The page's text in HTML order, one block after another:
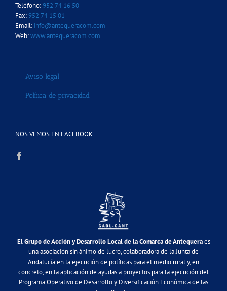
Teléfono:952 74 16 50
Fax:952 74 15 01
Email: info@antequeracom.com
Web:www.antequeracom.com
Aviso legal
Política de privacidad
NOS VEMOS EN FACEBOOK
El Grupo de Acción y Desarrollo Local de la Comarca de Antequeraes
una asociación sin ánimo de lucro, colaboradora de la Junta de
Andalucía en la ejecución de políticas para el medio rural y, en
concreto, en la aplicación de ayudas a proyectos para la ejecución del
Programa Operativo de Desarrollo y Diversificación Económica de las